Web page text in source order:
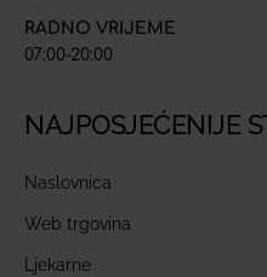
RADNO VRIJEME
07:00-20:00
NAJPOSJEĆENIJE
Naslovnica
Web trgovina
Ljekarne